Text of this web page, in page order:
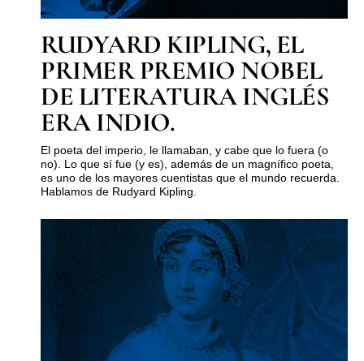
RUDYARD KIPLING, EL
PRIMER PREMIO NOBEL
DE LITERATURA INGLÉS
ERA INDIO.
El poeta del imperio, le llamaban, y cabe que lo fuera (o
no). Lo que sí fue (y es), además de un magnífico poeta,
es uno de los mayores cuentistas que el mundo recuerda.
Hablamos de Rudyard Kipling.